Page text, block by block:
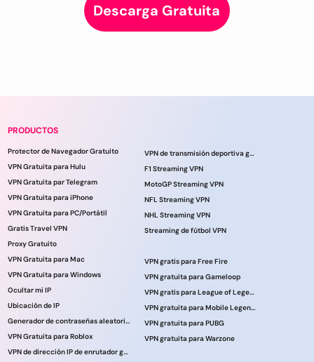
Descarga Gratuita
PRODUCTOS
Protector de Navegador Gratuito
VPN Gratuita para Hulu
VPN Gratuita par Telegram
VPN Gratuita para iPhone
VPN Gratuita para PC/Portátil
Gratis Travel VPN
Proxy Gratuito
VPN Gratuita para Mac
VPN Gratuita para Windows
Ocultar mi IP
Ubicación de IP
Generador de contraseñas aleatorias
VPN Gratuita para Roblox
VPN de dirección IP de enrutador gratuita
VPN de transmisión deportiva gratuita
F1 Streaming VPN
MotoGP Streaming VPN
NFL Streaming VPN
NHL Streaming VPN
Streaming de fútbol VPN
VPN gratis para Free Fire
VPN gratuita para Gameloop
VPN gratis para League of Legends
VPN gratuita para Mobile Legends
VPN gratuita para PUBG
VPN gratuita para Warzone